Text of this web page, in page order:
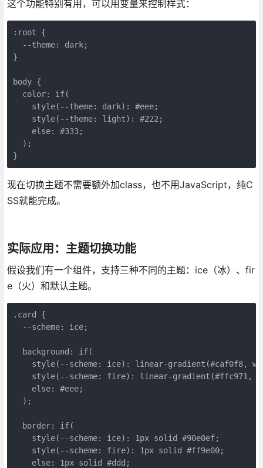
这个功能特别有用，可以用变量来控制样式：
:root {
  --theme: dark;
}
body {
  color: if(
    style(--theme: dark): #eee;
    style(--theme: light): #222;
    else: #333;
  );
}
现在切换主题不需要额外加class，也不用JavaScript，纯C
SS就能完成。
实际应用：主题切换功能
假设我们有一个组件，支持三种不同的主题：ice（冰）、fir
e（火）和默认主题。
.card {
  --scheme: ice;
  background: if(
style(--scheme: ice): linear-gradient(#caf0f8,
style(--scheme: fire): linear-gradient(#ffc971,
    else: #eee;
  );
  border: if(
    style(--scheme: ice): 1px solid #90e0ef;
    style(--scheme: fire): 1px solid #ff9e00;
    else: 1px solid #ddd;